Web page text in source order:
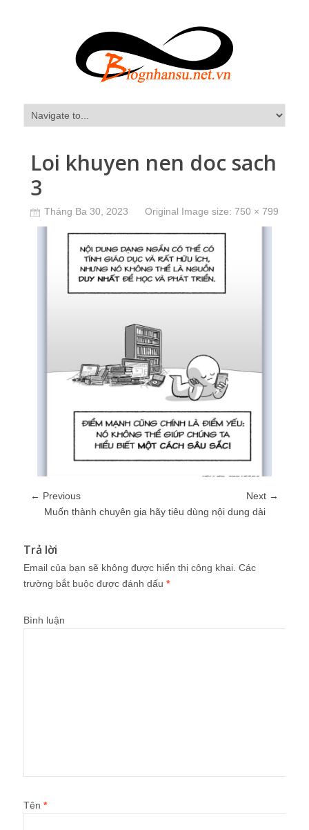
Loi khuyen nen doc sach
3
Tháng Ba 30, 2023 Original Image size: 750 × 799
← Previous
Next →
Muốn thành chuyên gia hãy tiêu dùng nội dung dài
Trả lời
Email của bạn sẽ không được hiển thị công khai. Các
trường bắt buộc được đánh dấu *
Bình luận
Tên *